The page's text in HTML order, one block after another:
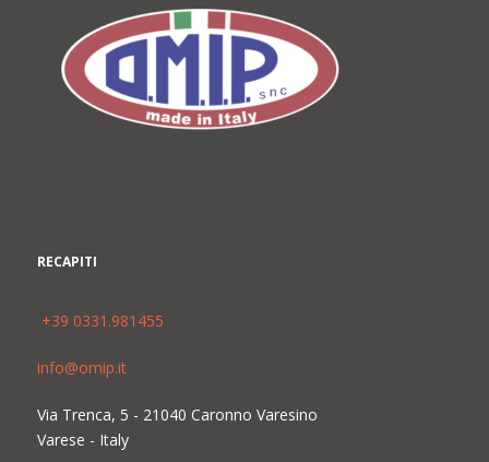
RECAPITI
+39 0331.981455
info@omip.it
Via Trenca, 5 - 21040 Caronno Varesino
Varese - Italy